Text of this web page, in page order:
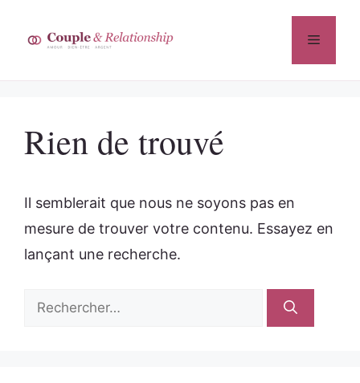
contenu
Menu
Rien de trouvé
Il semblerait que nous ne soyons pas en
mesure de trouver votre contenu. Essayez en
lançant une recherche.
Rechercher :